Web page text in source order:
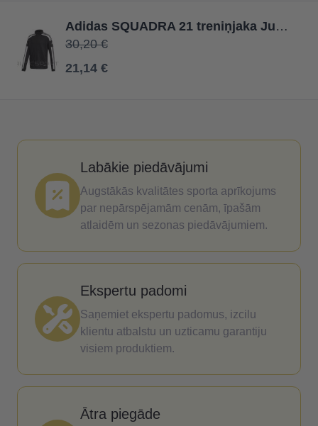
Adidas SQUADRA 21 treniņjaka Junior GK9542 / Melna / 116 cm
30,20 €
21,14 €
Labākie piedāvājumi
Augstākās kvalitātes sporta aprīkojums
par nepārspējamām cenām, īpašām
atlaidēm un sezonas piedāvājumiem.
Ekspertu padomi
Saņemiet ekspertu padomus, izcilu
klientu atbalstu un uzticamu garantiju
visiem produktiem.
Ātra piegāde